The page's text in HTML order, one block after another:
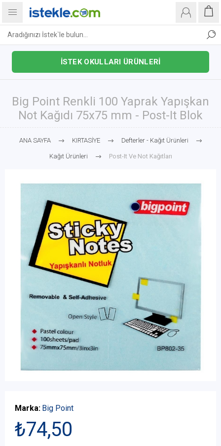
İSTEK OKULLARI ÜRÜNLERİ
Big Point Renkli 100 Yaprak Yapışkan
Not Kağıdı 75x75 mm - Post-It Blok
ANA SAYFA KIRTASİYE Defterler - Kağıt Ürünleri
Kağıt Ürünleri Post-It Ve Not Kağıtları
Marka: Big Point
₺74,50